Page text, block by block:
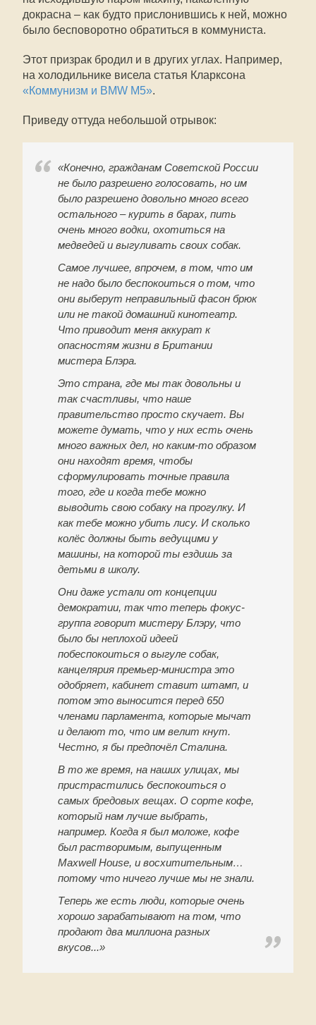
докрасна – как будто прислонившись к ней, можно
было бесповоротно обратиться в коммуниста.
Этот призрак бродил и в других углах. Например,
на холодильнике висела статья Кларксона
«Коммунизм и BMW M5».
Приведу оттуда небольшой отрывок:
«Конечно, гражданам Советской России
не было разрешено голосовать, но им
было разрешено довольно много всего
остального – курить в барах, пить
очень много водки, охотиться на
медведей и выгуливать своих собак.
Самое лучшее, впрочем, в том, что им
не надо было беспокоиться о том, что
они выберут неправильный фасон брюк
или не такой домашний кинотеатр.
Что приводит меня аккурат к
опасностям жизни в Британии
мистера Блэра.
Это страна, где мы так довольны и
так счастливы, что наше
правительство просто скучает. Вы
можете думать, что у них есть очень
много важных дел, но каким-то образом
они находят время, чтобы
сформулировать точные правила
того, где и когда тебе можно
выводить свою собаку на прогулку. И
как тебе можно убить лису. И сколько
колёс должны быть ведущими у
машины, на которой ты ездишь за
детьми в школу.
Они даже устали от концепции
демократии, так что теперь фокус-
группа говорит мистеру Блэру, что
было бы неплохой идеей
побеспокоиться о выгуле собак,
канцелярия премьер-министра это
одобряет, кабинет ставит штамп, и
потом это выносится перед 650
членами парламента, которые мычат
и делают то, что им велит кнут.
Честно, я бы предпочёл Сталина.
В то же время, на наших улицах, мы
пристрастились беспокоиться о
самых бредовых вещах. О сорте кофе,
который нам лучше выбрать,
например. Когда я был моложе, кофе
был растворимым, выпущенным
Maxwell House, и восхитительным…
потому что ничего лучше мы не знали.
Теперь же есть люди, которые очень
хорошо зарабатывают на том, что
продают два миллиона разных
вкусов...»